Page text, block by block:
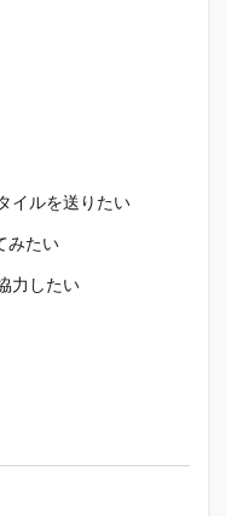
イルを送りたい
みたい
力したい